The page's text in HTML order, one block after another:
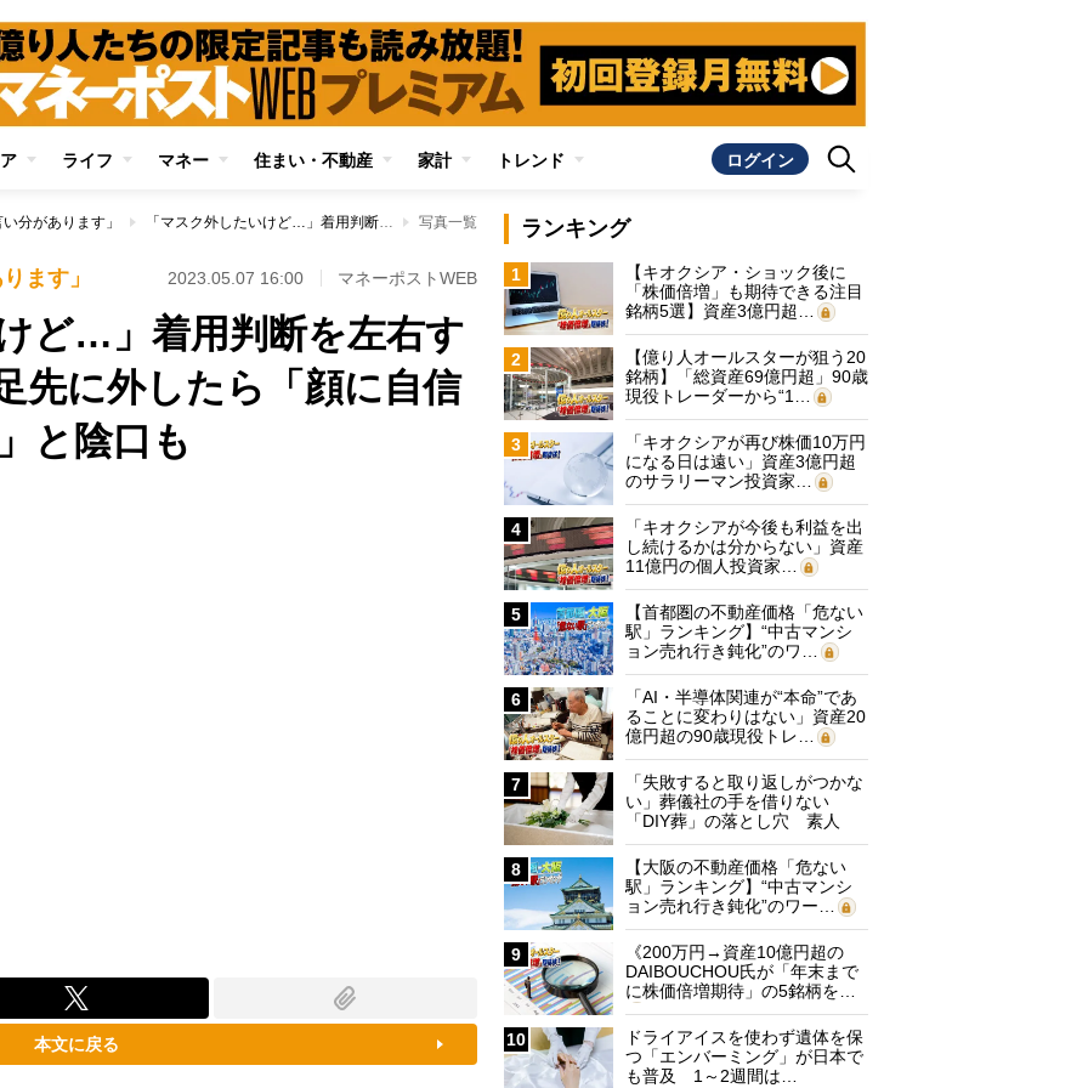
ライフ マネー 住まい・不動産 家計 トレンド ログイン
分があります」 「マスク外したいけど…」着用判断を左右する周囲の視線 一足先に外したら「顔に自信あるんじゃない？」と陰口も 写真一覧
ます」 2023.05.07 16:00 マネーポストWEB
ど…」着用判断を左右す
に外したら「顔に自信
と陰口も
本文に戻る
ランキング
1
【キオクシア・ショック後に
「株価倍増」も期待できる注目
銘柄5選】資産3億円超…
2
【億り人オールスターが狙う20
銘柄】「総資産69億円超」90歳
現役トレーダーから“1…
3
「キオクシアが再び株価10万円
になる日は遠い」資産3億円超
のサラリーマン投資家…
4
「キオクシアが今後も利益を出
し続けるかは分からない」資産
11億円の個人投資家…
5
【首都圏の不動産価格「危ない
駅」ランキング】“中古マンシ
ョン売れ行き鈍化”のワ…
6
「AI・半導体関連が“本命”であ
ることに変わりはない」資産20
億円超の90歳現役トレ…
7
「失敗すると取り返しがつかな
い」葬儀社の手を借りない
「DIY葬」の落とし穴 素人
に…
8
【大阪の不動産価格「危ない
駅」ランキング】“中古マンシ
ョン売れ行き鈍化”のワー…
9
《200万円→資産10億円超の
DAIBOUCHOU氏が「年末まで
に株価倍増期待」の5銘柄を…
10
ドライアイスを使わず遺体を保
つ「エンバーミング」が日本で
も普及 1～2週間は…